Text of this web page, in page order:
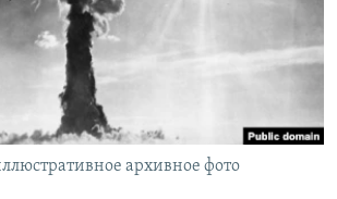
КРЫМА
RL архивное фото